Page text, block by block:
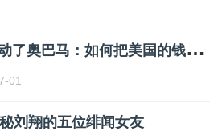
1
5岁女生震撼演讲惊动了奥巴马：如何把美国的钱赚到中国来？
01
刘翔的五位绯闻女友